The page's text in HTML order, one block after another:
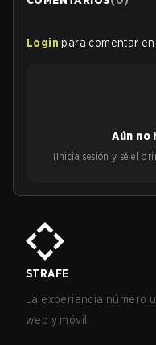
Login para comentar
Aún no
¡Inicia sesión y sé el
STRAFE
La experiencia número
web y móvil.